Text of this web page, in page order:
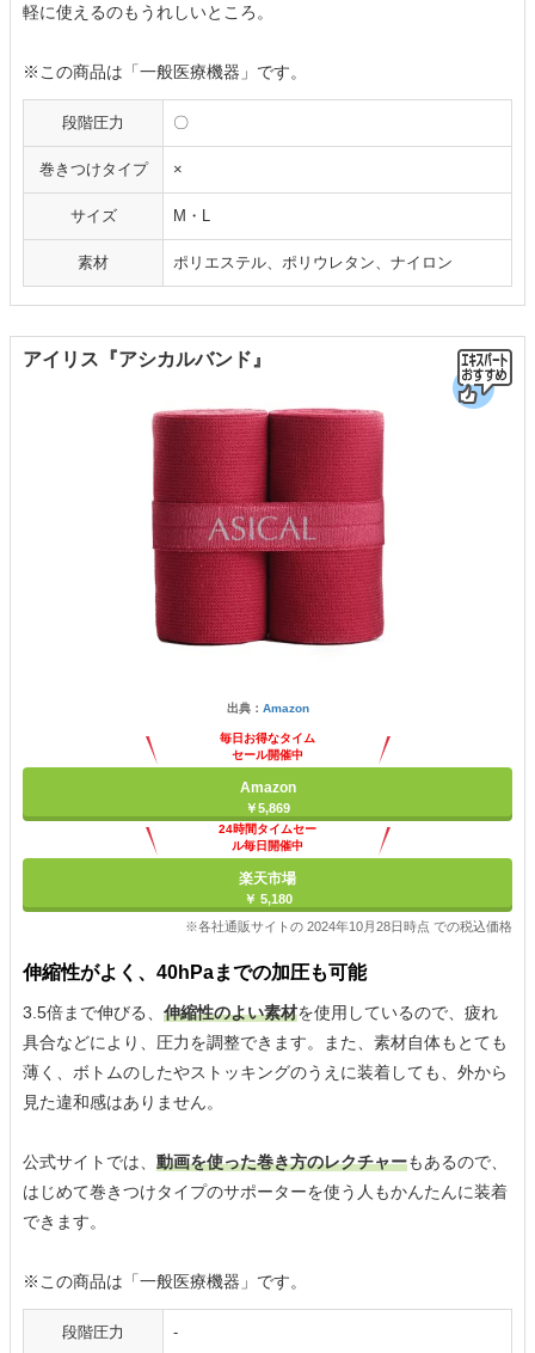
軽に使えるのもうれしいところ。
※この商品は「一般医療機器」です。
段階圧力 〇
巻きつけタイプ ×
サイズ M・L
素材 ポリエステル、ポリウレタン、ナイロン
アイリス『アシカルバンド』
出典： Amazon
毎日お得なタイム
セール開催中
Amazon
￥5,869
24時間タイムセー
ル毎日開催中
楽天市場
￥ 5,180
※各社通販サイトの 2024年10月28日時点 での税込価格
伸縮性がよく、40hPaまでの加圧も可能
3.5倍まで伸びる、 伸縮性のよい素材を使用しているので、疲れ
具合などにより、圧力を調整できます。また、素材自体もとても
薄く、ボトムのしたやストッキングのうえに装着しても、外から
見た違和感はありません。
公式サイトでは、 動画を使った巻き方のレクチャーもあるので、
はじめて巻きつけタイプのサポーターを使う人もかんたんに装着
できます。
※この商品は「一般医療機器」です。
段階圧力 -